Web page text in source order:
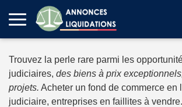
Trouvez la perle rare parmi les
judiciaires, des biens à prix
projets. Acheter un fond de commerce en
judiciaire, entreprises en faillites à vendre.